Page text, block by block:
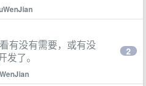
有没有需要，或有没
了。
2